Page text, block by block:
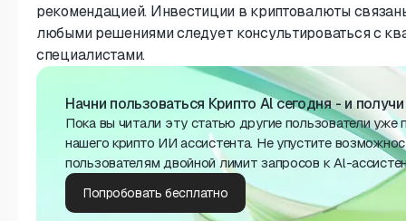
рекомендацией. Инвестиции в криптовалюты
любыми решениями следует консультироваться с
специалистами.
Начни пользоваться Крипто Al сегодня - и
Пока вы читали эту статью другие пользователи
нашего крипто ИИ ассистента. Не упустите
пользователям двойной лимит запросов к Al-
Попробовать бесплатно